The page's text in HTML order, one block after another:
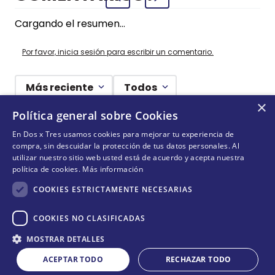
Cantidad
＋
－ COMPRAR
Cargando el resumen…
Por favor, inicia sesión para escribir un comentario.
Más reciente Todos
Cargando comentarios…
¡NO TE PIERDAS NADA!
Acepta términos y condiciones
×
Política general sobre Cookies
En Dos x Tres usamos cookies para mejorar tu experiencia de
compra, sin descuidar la protección de tus datos personales. Al
utilizar nuestro sitio web usted está de acuerdo y acepta nuestra
política de cookies. Más información
COOKIES ESTRICTAMENTE NECESARIAS
COOKIES NO CLASIFICADAS
MOSTRAR DETALLES
ACEPTAR TODO
RECHAZAR TODO